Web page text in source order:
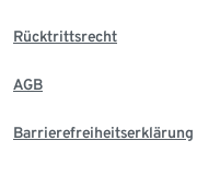
Rücktrittsrecht
AGB
Barrierefreiheitserklärung